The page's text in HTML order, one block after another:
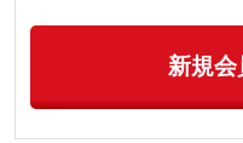
新規会